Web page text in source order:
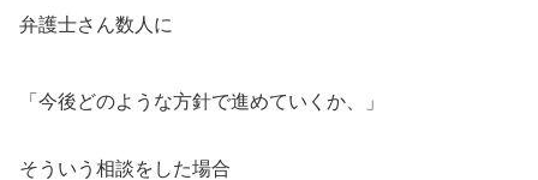
弁護士さん数人に
「今後どのような方針で進めていくか、」
そういう相談をした場合